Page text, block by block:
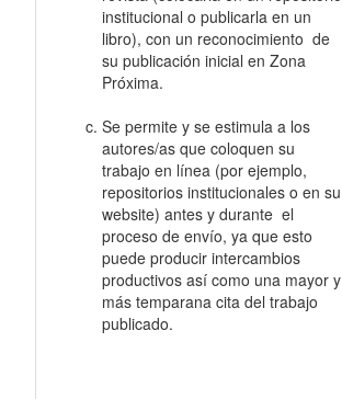
institucional o publicarla en un
libro), con un reconocimiento de
su publicación inicial en Zona
Próxima.
Se permite y se estimula a los
autores/as que coloquen su
trabajo en línea (por ejemplo,
repositorios institucionales o en su
website) antes y durante el
proceso de envío, ya que esto
puede producir intercambios
productivos así como una mayor y
más temparana cita del trabajo
publicado.